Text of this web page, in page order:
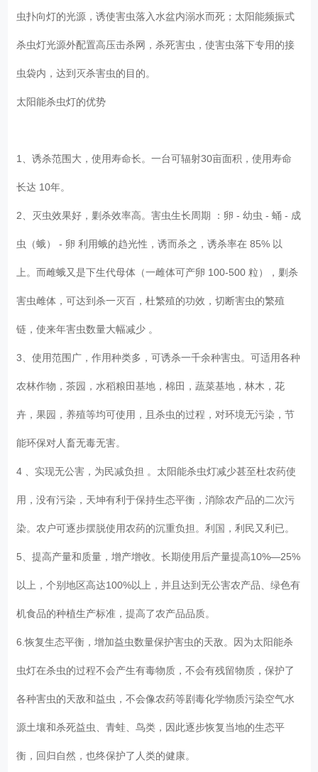
虫扑向灯的光源，诱使害虫落入水盆内溺水而死；太阳能频振式
杀虫灯光源外配置高压击杀网，杀死害虫，使害虫落下专用的接
虫袋内，达到灭杀害虫的目的。
太阳能杀虫灯的优势
1、诱杀范围大，使用寿命长。一台可辐射30亩面积，使用寿命
长达 10年。
2、灭虫效果好，剿杀效率高。害虫生长周期 ：卵 - 幼虫 - 蛹 - 成
虫（蛾） - 卵 利用蛾的趋光性，诱而杀之，诱杀率在 85% 以
上。而雌蛾又是下生代母体（一雌体可产卵 100-500 粒），剿杀
害虫雌体，可达到杀一灭百，杜繁殖的功效，切断害虫的繁殖
链，使来年害虫数量大幅减少 。
3、使用范围广，作用种类多，可诱杀一千余种害虫。可适用各种
农林作物，茶园，水稻粮田基地，棉田，蔬菜基地，林木，花
卉，果园，养殖等均可使用，且杀虫的过程，对环境无污染，节
能环保对人畜无毒无害。
4 、实现无公害，为民减负担 。太阳能杀虫灯减少甚至杜农药使
用，没有污染，天坤有利于保持生态平衡，消除农产品的二次污
染。农户可逐步摆脱使用农药的沉重负担。利国，利民又利已。
5、提高产量和质量，增产增收。长期使用后产量提高10%—25%
以上，个别地区高达100%以上，并且达到无公害农产品、绿色有
机食品的种植生产标准，提高了农产品品质。
6.恢复生态平衡，增加益虫数量保护害虫的天敌。因为太阳能杀
虫灯在杀虫的过程不会产生有毒物质，不会有残留物质，保护了
各种害虫的天敌和益虫，不会像农药等剧毒化学物质污染空气水
源土壤和杀死益虫、青蛙、鸟类，因此逐步恢复当地的生态平
衡，回归自然，也终保护了人类的健康。